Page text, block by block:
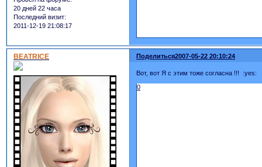
20 дней 22 часа
Последний визит:
2011-12-19 21:08:17
Поделиться2007-05-22 20:10:24
BEATRICE
Вот, вот Я с этим тоже согласна !!! :yes:
0